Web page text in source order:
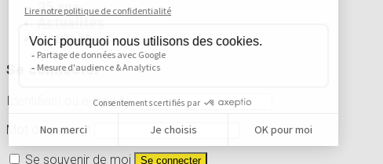
25 ans
Contact
Se connecter
Identifiant ou e-mail*
Mot de passe*
Se souvenir de moi
Se connecter